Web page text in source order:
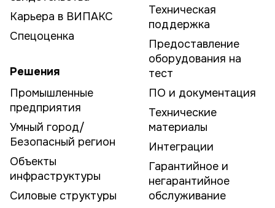
Карьера в ВИПАКС
Спецоценка
Решения
Промышленные
предприятия
Умный город/
Безопасный регион
Объекты
инфраструктуры
Силовые структуры
Техническая
поддержка
Предоставление
оборудования на
тест
ПО и документация
Технические
материалы
Интеграции
Гарантийное и
негарантийное
обслуживание